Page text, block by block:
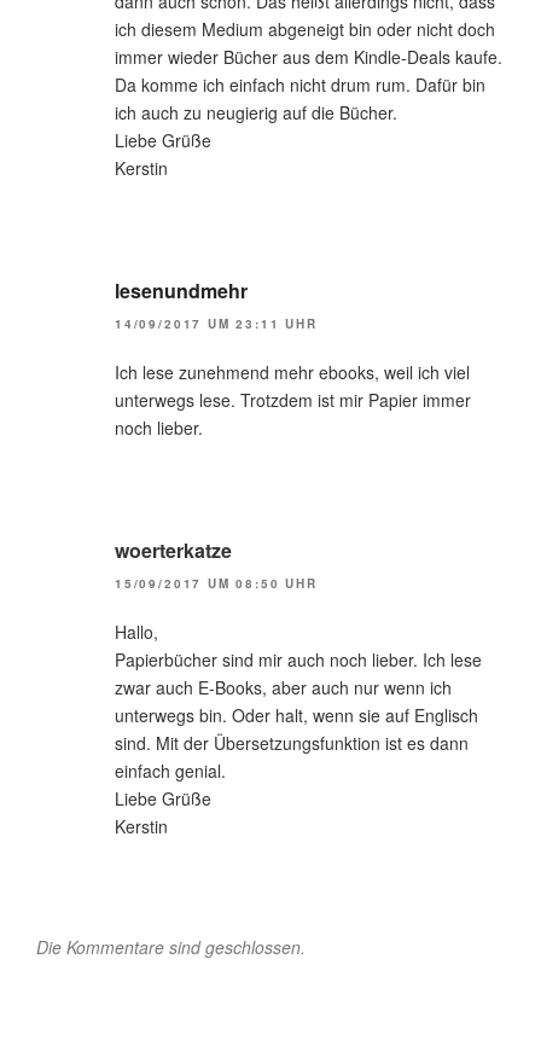
ich diesem Medium abgeneigt bin oder nicht doch
immer wieder Bücher aus dem Kindle-Deals kaufe.
Da komme ich einfach nicht drum rum. Dafür bin
ich auch zu neugierig auf die Bücher.
Liebe Grüße
Kerstin
lesenundmehr
14/09/2017 UM 23:11 UHR
Ich lese zunehmend mehr ebooks, weil ich viel
unterwegs lese. Trotzdem ist mir Papier immer
noch lieber.
woerterkatze
15/09/2017 UM 08:50 UHR
Hallo,
Papierbücher sind mir auch noch lieber. Ich lese
zwar auch E-Books, aber auch nur wenn ich
unterwegs bin. Oder halt, wenn sie auf Englisch
sind. Mit der Übersetzungsfunktion ist es dann
einfach genial.
Liebe Grüße
Kerstin
Die Kommentare sind geschlossen.